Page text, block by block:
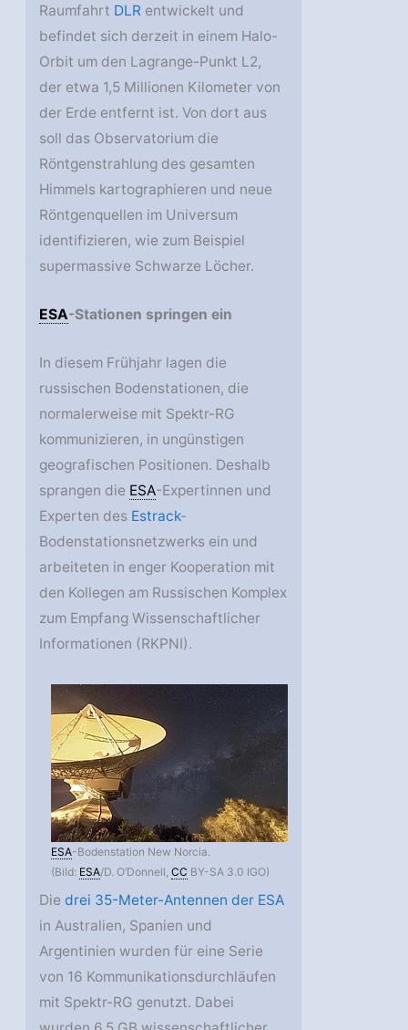
Raumfahrt DLR entwickelt und
befindet sich derzeit in einem Halo-
Orbit um den Lagrange-Punkt L2,
der etwa 1,5 Millionen Kilometer von
der Erde entfernt ist. Von dort aus
soll das Observatorium die
Röntgenstrahlung des gesamten
Himmels kartographieren und neue
Röntgenquellen im Universum
identifizieren, wie zum Beispiel
supermassive Schwarze Löcher.
ESA-Stationen springen ein
In diesem Frühjahr lagen die
russischen Bodenstationen, die
normalerweise mit Spektr-RG
kommunizieren, in ungünstigen
geografischen Positionen. Deshalb
sprangen die ESA-Expertinnen und
Experten des Estrack-
Bodenstationsnetzwerks ein und
arbeiteten in enger Kooperation mit
den Kollegen am Russischen Komplex
zum Empfang Wissenschaftlicher
Informationen (RKPNI).
ESA-Bodenstation New Norcia.
(Bild: ESA/D. O’Donnell,CC BY-SA 3.0 IGO)
Diedrei 35-Meter-Antennen der ESA
in Australien, Spanien und
Argentinien wurden für eine Serie
von 16 Kommunikationsdurchläufen
mit Spektr-RG genutzt. Dabei